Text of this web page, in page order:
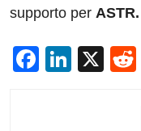
supporto per ASTR.
F
Li
X